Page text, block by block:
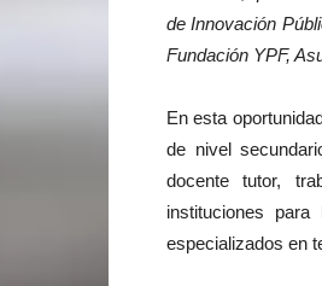
de Innovación
Fundación YPF,
En esta
de nivel
docente tutor,
instituciones
especializados en